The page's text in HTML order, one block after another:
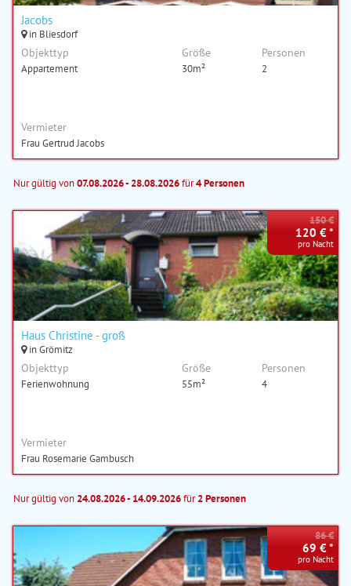
Jacobs
in Bliesdorf
Objekttyp
Appartement
Größe
30m²
Personen
2
Vermieter
Frau Gertrud Jacobs
Nur gültig von07.08.2026 - 28.08.2026für4 Personen
Haus Christine - groß
in Grömitz
Objekttyp
Ferienwohnung
Größe
55m²
Personen
4
150 €
120 € *
pro Nacht
Vermieter
Frau Rosemarie Gambusch
Nur gültig von24.08.2026 - 14.09.2026für2 Personen
86 €
69 € *
pro Nacht